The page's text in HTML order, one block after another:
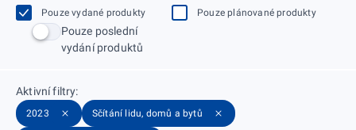
Pouze vydané produkty Pouze plánované produkty
Pouze poslední
vydání produktů
Aktivní filtry:
2023 Sčítání lidu, domů a bytů